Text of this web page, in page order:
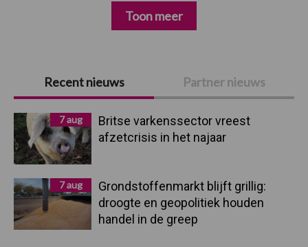
Primaire
Sidebar
Recent nieuws Partner nieuws
7 aug
Britse varkenssector vreest
afzetcrisis in het najaar
7 aug
Grondstoffenmarkt blijft grillig:
droogte en geopolitiek houden
handel in de greep
Toon meer